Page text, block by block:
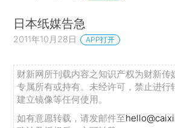
日本纸媒告急
2011年10月28日 APP打开
财新网所刊载内容之知识产权为财新传
专属所有或持有。未经许可，禁止进行
建立镜像等任何使用。
如有意愿转载，请发邮件至